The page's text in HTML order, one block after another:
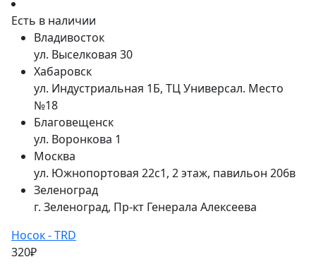
Есть в наличии
Владивосток
ул. Выселковая 30
Хабаровск
ул. Индустриальная 1Б, ТЦ Универсал. Место
№18
Благовещенск
ул. Воронкова 1
Москва
ул. Южнопортовая 22с1, 2 этаж, павильон 206в
Зеленоград
г. Зеленоград, Пр-кт Генерала Алексеева
Носок - TRD
320₽